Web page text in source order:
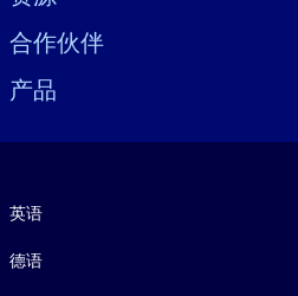
合作伙伴
产品
英语
德语